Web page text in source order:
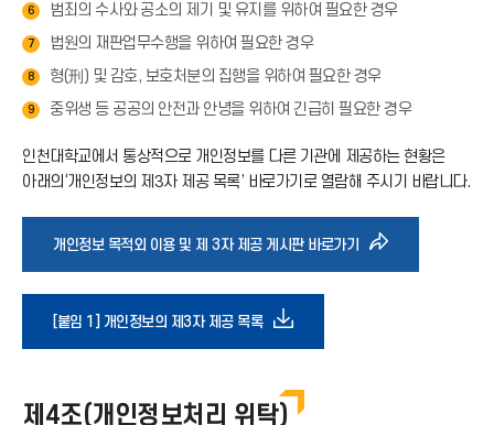
6 범죄의 수사와 공소의 제기 및 유지를 위하여 필요한 경우
7 법원의 재판업무수행을 위하여 필요한 경우
8 형(刑) 및 감호, 보호처분의 집행을 위하여 필요한 경우
9 중위생 등 공공의 안전과 안녕을 위하여 긴급히 필요한 경우
인천대학교에서 통상적으로 개인정보를 다른 기관에 제공하는 현황은
아래의‘개인정보의 제3자 제공 목록’ 바로가기로 열람해 주시기 바랍니다.
개인정보 목적외 이용 및 제 3자 제공 게시판 바로가기 바
[붙임 1] 개인정보의 제3자 제공 목록다
제4조(개인정보처리 위탁)